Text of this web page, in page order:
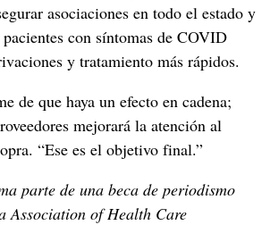
asociaciones en todo el estado y
con síntomas de COVID
y tratamiento más rápidos.
de que haya un efecto en cadena;
mejorará la atención al
“Ese es el objetivo final.”
parte de una beca de periodismo
Association of Health Care